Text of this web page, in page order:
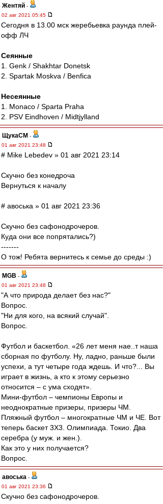
Жентяй -
02 авг 2021 05:45
Сегодня в 13.00 мск жеребьевка раунда плей-
офф ЛЧ
Сеянные
1. Genk / Shakhtar Donetsk
2. Spartak Moskva / Benfica
Несеянные
1. Monaco / Sparta Praha
2. PSV Eindhoven / Midtjylland
ЩукаСМ -
01 авг 2021 23:48
# Mike Lebedev » 01 авг 2021 23:14
Скучно без конедроча
Вернуться к началу
# авоська » 01 авг 2021 23:36
Скучно без сафонодрочеров.
Куда они все попрятались?)
-------
О тож! Ребята вернитесь к семье до среды :)
MGB -
01 авг 2021 23:48
"А что природа делает без нас?"
Вопрос.
"Ни для кого, на всякий случай".
Вопрос.
Футбол и баскетбол. «26 лет меня нае..т наша
сборная по футболу. Ну, ладно, раньше были
успехи, а тут четыре года ждешь. И что?... Вы
играет в жизнь, а кто к этому серьезно
относится – с ума сходят».
Мини-футбол – чемпионы Европы и
неоднократные призеры, призеры ЧМ.
Пляжный футбол – многократные ЧМ и ЧЕ. Вот
теперь баскет 3Х3. Олимпиада. Токио. Два
серебра (у муж. и жен.).
Как это у них получается?
Вопрос.
авоська -
01 авг 2021 23:36
Скучно без сафонодрочеров.